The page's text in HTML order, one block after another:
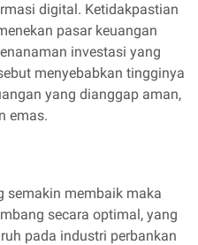
digital. Ketidakpastian
pasar keuangan
investasi yang
menyebabkan tingginya
yang dianggap aman,
emas.
semakin membaik maka
secara optimal, yang
pada industri perbankan